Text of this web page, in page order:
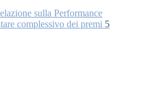
sulla Performance
complessivo dei premi 5